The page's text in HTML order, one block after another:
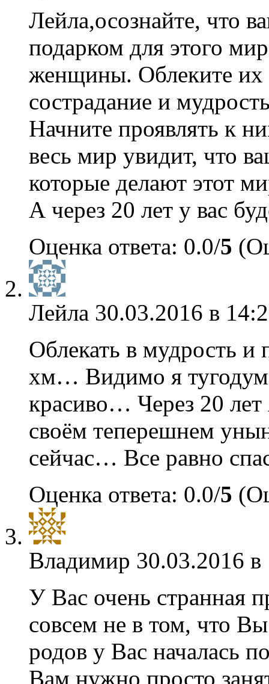
Лейла,осознайте, что
подарком для этого
женщины. Облеките их
сострадание и
Начните проявлять к
весь мир увидит,
которые делают этот
А через 20 лет у вас
Оценка ответа: 0.0/5
Лейла 30.03.2016 в
Облекать в мудрость и
хм… Видимо я
красиво… Через 20 лет
своём теперешнем
сейчас… Все равно
Оценка ответа: 0.0/5
Владимир 30.03.2016
У Вас очень странная
совсем не в том, что
родов у Вас началась
Вам нужно просто